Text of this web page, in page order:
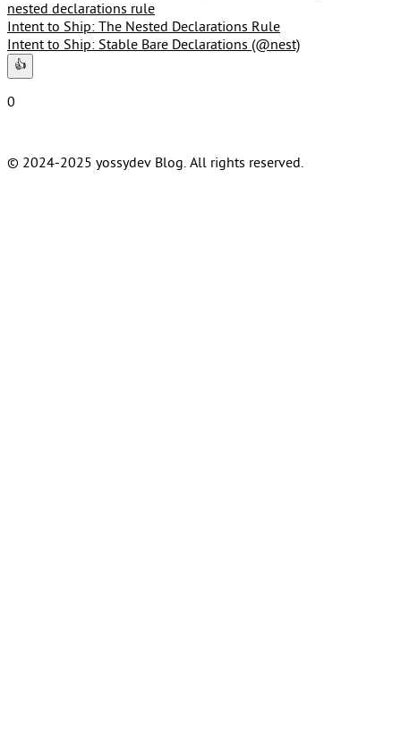
nested declarations rule
Intent to Ship: The Nested Declarations Rule
Intent to Ship: Stable Bare Declarations (@nest)
👍
0
© 2024-2025 yossydev Blog. All rights reserved.